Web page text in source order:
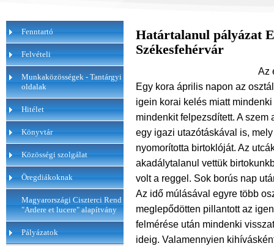
Fenntartó
Felvételi
Munkaközösségek - Tantárgyi
oldalak
Hitélet
Könyvtár
Közösségi szolgálat
Öregdiákoknak
Magyarországi Ciszterci Rend
"Ardere et lucere" alapítvány
Pályázatok
Határtalanul pályázat
Székesfehérvár
Az
Egy kora április napon az
igein korai kelés miatt
mindenkit felpezsdített. A
egy igazi utazótáskával is,
nyomorította birtoklóját. Az
akadálytalanul vettük
volt a reggel. Sok borús nap
Az idő múlásával egyre több
meglepődötten pillantott az
felmérése után mindenki
ideig. Valamennyien